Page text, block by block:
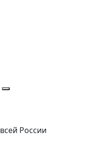
России